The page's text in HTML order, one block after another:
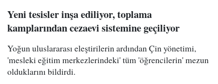
Yeni tesisler inşa ediliyor, toplama
kamplarından cezaevi sistemine geçiliyor
Yoğun uluslararası eleştirilerin ardından Çin yönetimi,
'mesleki eğitim merkezlerindeki' tüm 'öğrencilerin' mezun
olduklarını bildirdi.